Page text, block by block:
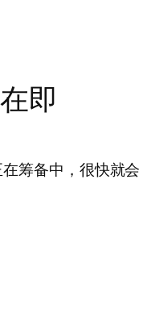
即
筹备中，很快就会